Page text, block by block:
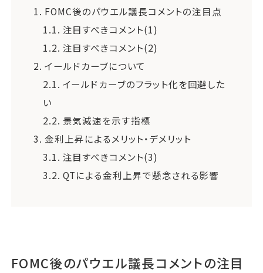
1. FOMC後のパウエル議長コメントの注目点
1.1. 注目すべきコメント(1)
1.2. 注目すべきコメント(2)
2. イールドカーブについて
2.1. イールドカーブのフラット化を回避した
い
2.2. 景気減速を示す指標
3. 金利上昇によるメリット・デメリット
3.1. 注目すべきコメント(3)
3.2. QTによる金利上昇で懸念される影響
FOMC後のパウエル議長コメントの注目